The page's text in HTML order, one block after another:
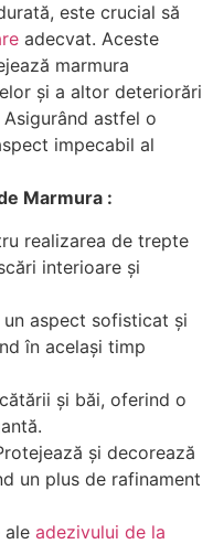
este crucial să
adecvat. Aceste
marmura
și a altor deteriorări
astfel o
impecabil al
Marmura :
realizarea de trepte
interioare și
un aspect sofisticat și
în același timp
și băi, oferind o
și decorează
un plus de rafinament
ale adezivului de la